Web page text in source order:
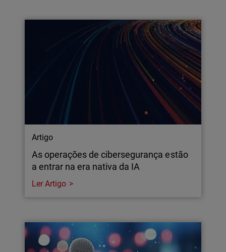
Artigo
As operações de cibersegurança estão
a entrar na era nativa da IA
Ler Artigo